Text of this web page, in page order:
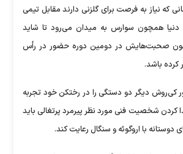
که نیاز به فرصت برای گلزنی دارند مقابل تیمی
دنیا همچون سوارس به میدان می‌رود تا شاید
صحبت‌هایش در دومین دوره حضور در رأس
کرده باشد.
کی‌روش دیگر دو دستگی را در رختکن خود تجربه
کردن شخصیت فنی مورد نظر پیرمرد پرتغالی باید
دوستانه با اروگوئه و سنگال رعایت کند.